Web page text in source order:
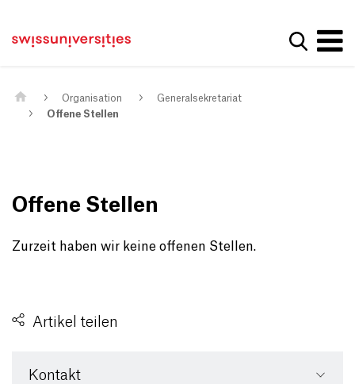
Main Navigation
Inhalt
Metanavigation
Suche
Organisation
Generalsekretariat
Offene Stellen
Offene Stellen
Zurzeit haben wir keine offenen Stellen.
Artikel teilen
Kontakt